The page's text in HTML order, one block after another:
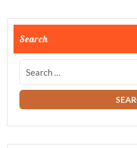
Search